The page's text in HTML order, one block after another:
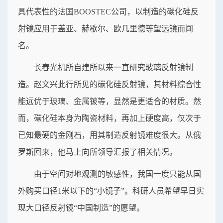
具代表性的法国BOOSTEC公司，以制造的碳化硅反
射镜应用于盖亚、赫歇尔、欧几里德等望远镜而闻
名。
长春光机所自建所以来一直研究玻璃反射镜制
造。赵文兴此行所见的碳化硅反射镜，其材料综合性
能远优于玻璃、金属铍等，显然是更适合的材质。然
而，碳化硅本身为陶瓷材料，再加上硬度高，仅次于
已知最硬的金刚石，用其制造反射镜难度很大。从俄
罗斯回来，他马上向所领导汇报了相关情况。
由于空间对地观测的敏感性，我国一度只能从国
外购买口径1米以下的“小镜子”。科研人员希望早日实
现大口径反射镜“中国制造”的愿望。